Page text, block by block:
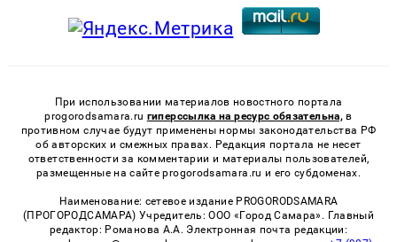
При использовании материалов новостного портала
progorodsamara.ru гиперссылка на ресурс обязательна, в
противном случае будут применены нормы законодательства РФ
об авторских и смежных правах. Редакция портала не несет
ответственности за комментарии и материалы пользователей,
размещенные на сайте progorodsamara.ru и его субдоменах.
Наименование: сетевое издание PROGORODSAMARA
(ПРОГОРОДСАМАРА) Учредитель: ООО «Город Самара». Главный
редактор: Романова А.А. Электронная почта редакции: